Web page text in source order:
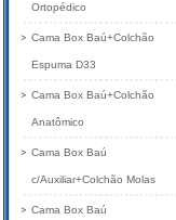
Ortopédico
Cama Box Baú+Colchão
Espuma D33
Cama Box Baú+Colchão
Anatômico
Cama Box Baú
c/Auxiliar+Colchão Molas
Cama Box Baú